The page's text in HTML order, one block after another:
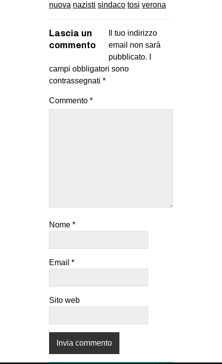
nuova nazisti sindaco tosi verona
Lascia un
commento
Il tuo indirizzo
email non sarà
pubblicato.
campi obbligatori sono
contrassegnati *
Commento *
Nome *
Email *
Sito web